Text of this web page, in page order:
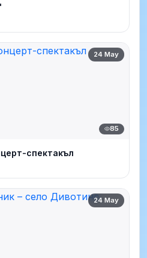
24 May
85
спектакъл
24 May